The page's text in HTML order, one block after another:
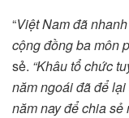
“Việt Nam đã
cộng đồng ba môn
sẻ. “Khâu tổ chức
năm ngoái đã để
năm nay để chia